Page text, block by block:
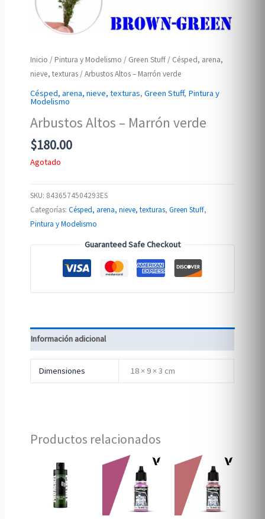
Inicio / Pintura y Modelismo / Green Stuff / Césped, arena,
nieve, texturas / Arbustos Altos – Marrón verde
Césped, arena, nieve, texturas,Green Stuff, Pintura y
Modelismo
Arbustos Altos – Marrón verde
$180.00
Agotado
SKU: 8436574504293ES
Categorías:Césped, arena, nieve, texturas,Green Stuff,
Pintura y Modelismo
Guaranteed Safe Checkout
Información adicional
Dimensiones 18 × 9 × 3 cm
Productos relacionados